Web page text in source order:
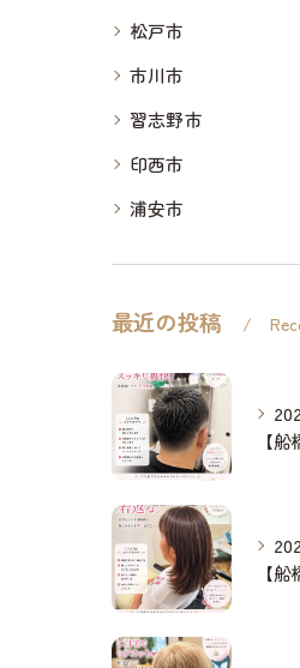
松戸市
市川市
習志野市
印西市
浦安市
最近の投稿